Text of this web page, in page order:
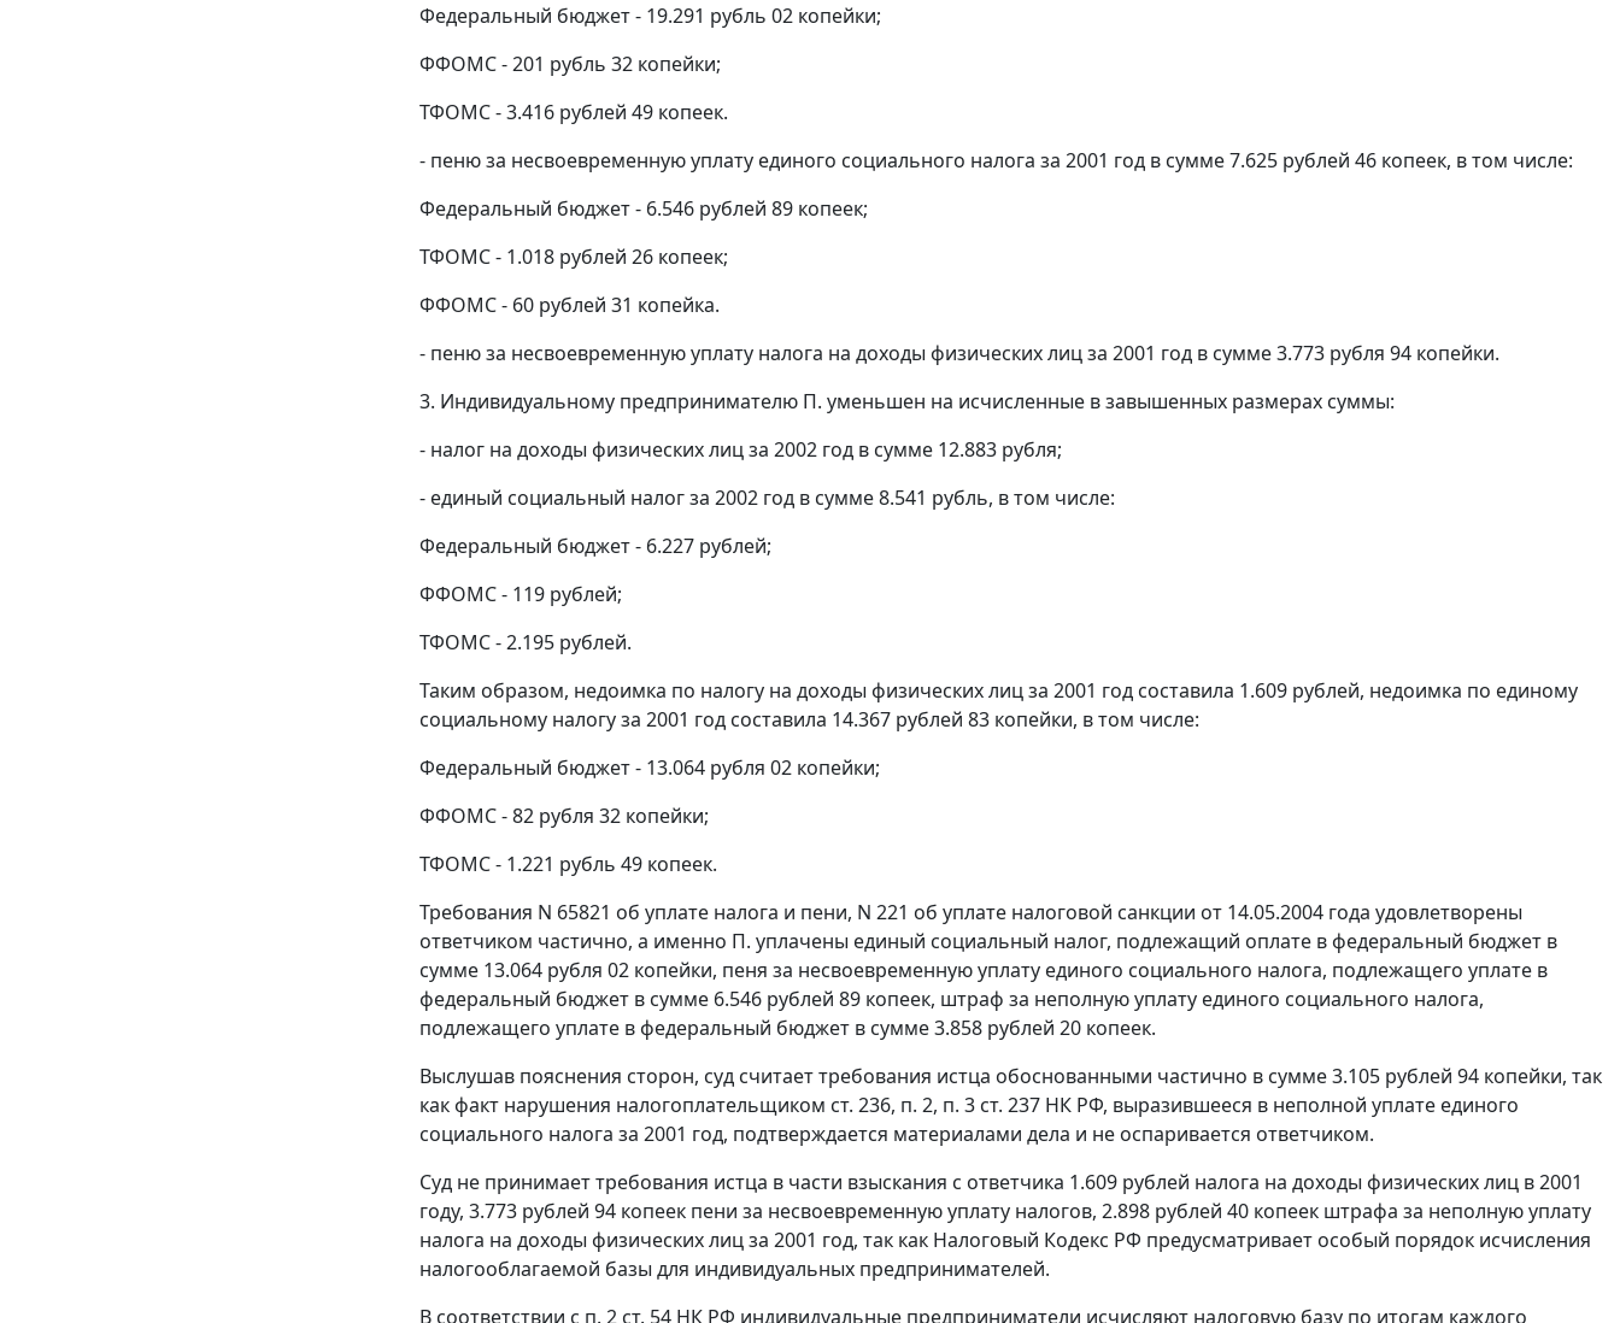
Федеральный бюджет - 19.291 рубль 02 копейки;
ФФОМС - 201 рубль 32 копейки;
ТФОМС - 3.416 рублей 49 копеек.
- пеню за несвоевременную уплату единого социального налога за 2001 год в сумме 7.625 рублей 46 копеек, в том числе:
Федеральный бюджет - 6.546 рублей 89 копеек;
ТФОМС - 1.018 рублей 26 копеек;
ФФОМС - 60 рублей 31 копейка.
- пеню за несвоевременную уплату налога на доходы физических лиц за 2001 год в сумме 3.773 рубля 94 копейки.
3. Индивидуальному предпринимателю П. уменьшен на исчисленные в завышенных размерах суммы:
- налог на доходы физических лиц за 2002 год в сумме 12.883 рубля;
- единый социальный налог за 2002 год в сумме 8.541 рубль, в том числе:
Федеральный бюджет - 6.227 рублей;
ФФОМС - 119 рублей;
ТФОМС - 2.195 рублей.
Таким образом, недоимка по налогу на доходы физических лиц за 2001 год составила 1.609 рублей, недоимка по единому
социальному налогу за 2001 год составила 14.367 рублей 83 копейки, в том числе:
Федеральный бюджет - 13.064 рубля 02 копейки;
ФФОМС - 82 рубля 32 копейки;
ТФОМС - 1.221 рубль 49 копеек.
Требования N 65821 об уплате налога и пени, N 221 об уплате налоговой санкции от 14.05.2004 года удовлетворены
ответчиком частично, а именно П. уплачены единый социальный налог, подлежащий оплате в федеральный бюджет в
сумме 13.064 рубля 02 копейки, пеня за несвоевременную уплату единого социального налога, подлежащего уплате в
федеральный бюджет в сумме 6.546 рублей 89 копеек, штраф за неполную уплату единого социального налога,
подлежащего уплате в федеральный бюджет в сумме 3.858 рублей 20 копеек.
Выслушав пояснения сторон, суд считает требования истца обоснованными частично в сумме 3.105 рублей 94 копейки, так
как факт нарушения налогоплательщиком ст. 236, п. 2, п. 3 ст. 237 НК РФ, выразившееся в неполной уплате единого
социального налога за 2001 год, подтверждается материалами дела и не оспаривается ответчиком.
Суд не принимает требования истца в части взыскания с ответчика 1.609 рублей налога на доходы физических лиц в 2001
году, 3.773 рублей 94 копеек пени за несвоевременную уплату налогов, 2.898 рублей 40 копеек штрафа за неполную уплату
налога на доходы физических лиц за 2001 год, так как Налоговый Кодекс РФ предусматривает особый порядок исчисления
налогооблагаемой базы для индивидуальных предпринимателей.
В соответствии с п. 2 ст. 54 НК РФ индивидуальные предприниматели исчисляют налоговую базу по итогам каждого